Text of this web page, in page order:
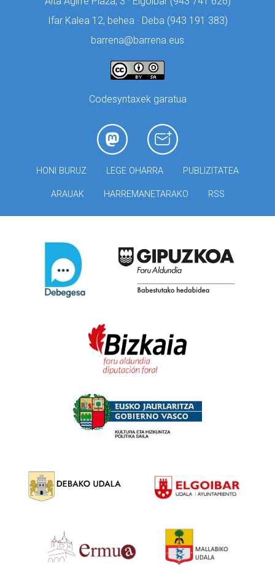
Ifar Kalea 12, behea · Deba (943 191 383)
barrena@barrena.eus
Codesyntaxek garatua
HONI BURUZ LEGE OHARRA PUBLIZITATEA
ARAUAK HARREMANETARAKO RSS